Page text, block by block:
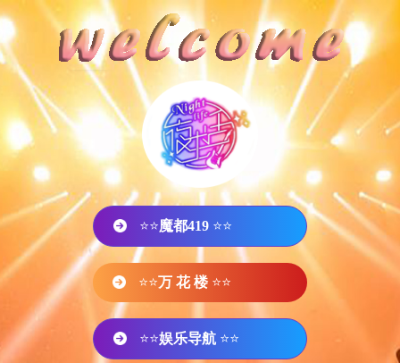
⭐⭐魔都419 ⭐⭐
⭐⭐万 花 楼 ⭐⭐
⭐⭐娱乐导航 ⭐⭐